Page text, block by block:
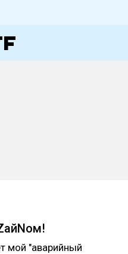
мой "аварийный